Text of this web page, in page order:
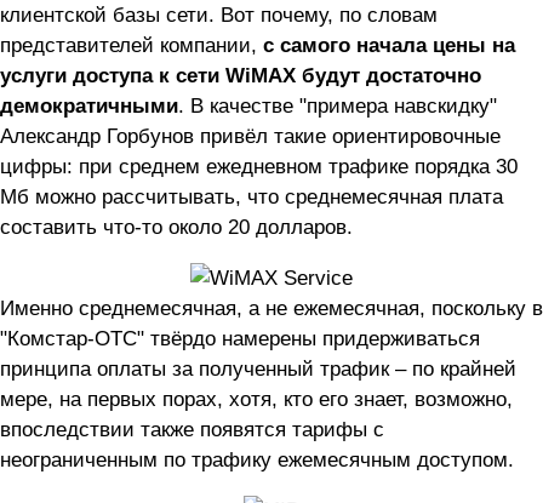
клиентской базы сети. Вот почему, по словам
представителей компании, с самого начала цены на
услуги доступа к сети WiMAX будут достаточно
демократичными. В качестве "примера навскидку"
Александр Горбунов привёл такие ориентировочные
цифры: при среднем ежедневном трафике порядка 30
Мб можно рассчитывать, что среднемесячная плата
составить что-то около 20 долларов.
Именно среднемесячная, а не ежемесячная, поскольку в
"Комстар-ОТС" твёрдо намерены придерживаться
принципа оплаты за полученный трафик – по крайней
мере, на первых порах, хотя, кто его знает, возможно,
впоследствии также появятся тарифы с
неограниченным по трафику ежемесячным доступом.